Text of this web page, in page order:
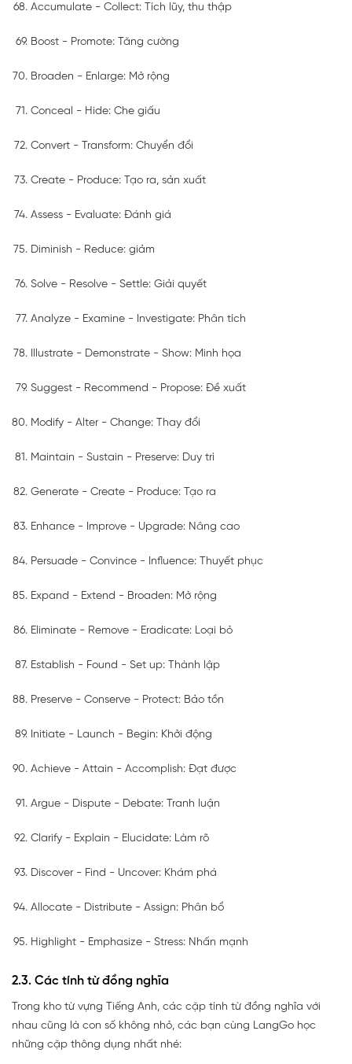
Accumulate - Collect: Tích lũy, thu thập
Boost - Promote: Tăng cường
Broaden - Enlarge: Mở rộng
Conceal - Hide: Che giấu
Convert - Transform: Chuyển đổi
Create - Produce: Tạo ra, sản xuất
Assess - Evaluate: Đánh giá
Diminish - Reduce: giảm
Solve - Resolve - Settle: Giải quyết
Analyze - Examine - Investigate: Phân tích
Illustrate - Demonstrate - Show: Minh họa
Suggest - Recommend - Propose: Đề xuất
Modify - Alter - Change: Thay đổi
Maintain - Sustain - Preserve: Duy trì
Generate - Create - Produce: Tạo ra
Enhance - Improve - Upgrade: Nâng cao
Persuade - Convince - Influence: Thuyết phục
Expand - Extend - Broaden: Mở rộng
Eliminate - Remove - Eradicate: Loại bỏ
Establish - Found - Set up: Thành lập
Preserve - Conserve - Protect: Bảo tồn
Initiate - Launch - Begin: Khởi động
Achieve - Attain - Accomplish: Đạt được
Argue - Dispute - Debate: Tranh luận
Clarify - Explain - Elucidate: Làm rõ
Discover - Find - Uncover: Khám phá
Allocate - Distribute - Assign: Phân bổ
Highlight - Emphasize - Stress: Nhấn mạnh
2.3. Các tính từ đồng nghĩa
Trong kho từ vựng Tiếng Anh, các cặp tính từ đồng nghĩa với
nhau cũng là con số không nhỏ, các bạn cùng LangGo học
những cặp thông dụng nhất nhé: